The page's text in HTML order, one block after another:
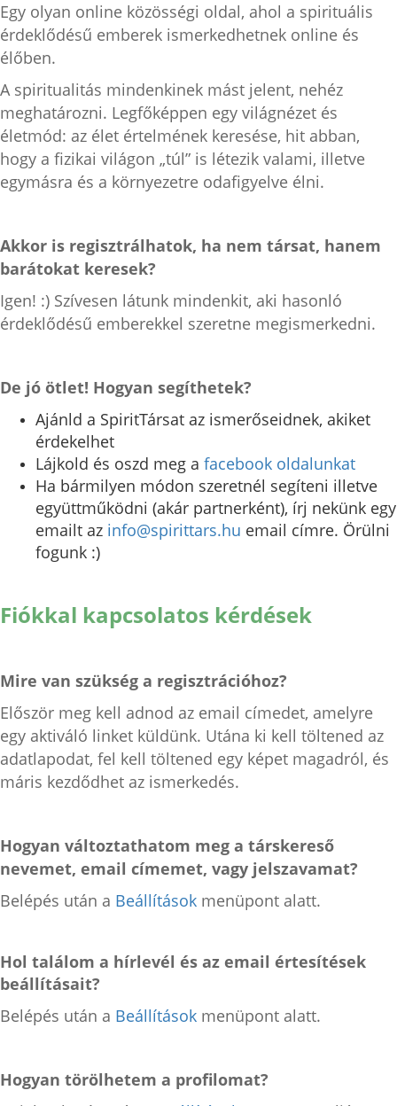
Egy olyan online közösségi oldal, ahol a spirituális
érdeklődésű emberek ismerkedhetnek online és
élőben.
A spiritualitás mindenkinek mást jelent, nehéz
meghatározni. Legfőképpen egy világnézet és
életmód: az élet értelmének keresése, hit abban,
hogy a fizikai világon „túl” is létezik valami, illetve
egymásra és a környezetre odafigyelve élni.
Akkor is regisztrálhatok, ha nem társat, hanem
barátokat keresek?
Igen! :) Szívesen látunk mindenkit, aki hasonló
érdeklődésű emberekkel szeretne megismerkedni.
De jó ötlet! Hogyan segíthetek?
Ajánld a SpiritTársat az ismerőseidnek, akiket
érdekelhet
Lájkold és oszd meg a facebook oldalunkat
Ha bármilyen módon szeretnél segíteni illetve
együttműködni (akár partnerként), írj nekünk egy
emailt az info@spirittars.hu email címre. Örülni
fogunk :)
Fiókkal kapcsolatos kérdések
Mire van szükség a regisztrációhoz?
Először meg kell adnod az email címedet, amelyre
egy aktiváló linket küldünk. Utána ki kell töltened az
adatlapodat, fel kell töltened egy képet magadról, és
máris kezdődhet az ismerkedés.
Hogyan változtathatom meg a társkereső
nevemet, email címemet, vagy jelszavamat?
Belépés után a Beállítások menüpont alatt.
Hol találom a hírlevél és az email értesítések
beállításait?
Belépés után a Beállítások menüpont alatt.
Hogyan törölhetem a profilomat?